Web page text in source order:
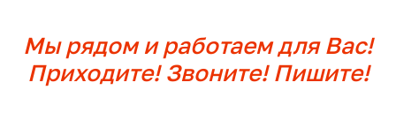
Мы рядом и работаем для Вас!
Приходите! Звоните! Пишите!